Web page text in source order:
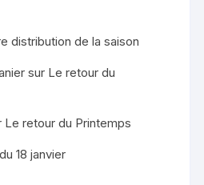
distribution de la saison
sur Le retour du
Le retour du Printemps
18 janvier